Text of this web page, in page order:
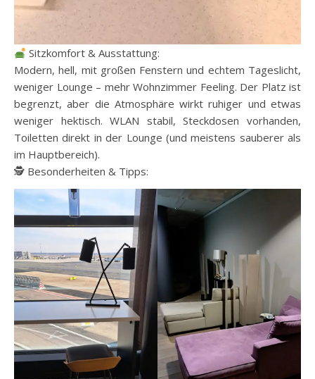
Sitzkomfort & Ausstattung:
Modern, hell, mit großen Fenstern und echtem Tageslicht,
weniger Lounge – mehr Wohnzimmer Feeling. Der Platz ist
begrenzt, aber die Atmosphäre wirkt ruhiger und etwas
weniger hektisch. WLAN stabil, Steckdosen vorhanden,
Toiletten direkt in der Lounge (und meistens sauberer als
im Hauptbereich).
🕵️ Besonderheiten & Tipps: